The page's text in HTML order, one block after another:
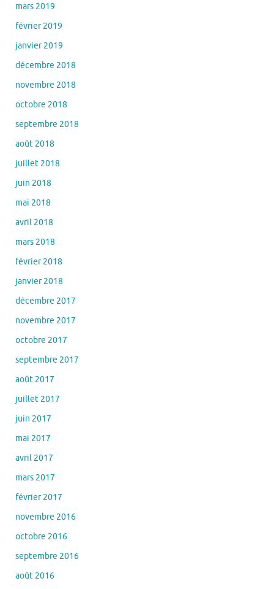
mars 2019
février 2019
janvier 2019
décembre 2018
novembre 2018
octobre 2018
septembre 2018
août 2018
juillet 2018
juin 2018
mai 2018
avril 2018
mars 2018
février 2018
janvier 2018
décembre 2017
novembre 2017
octobre 2017
septembre 2017
août 2017
juillet 2017
juin 2017
mai 2017
avril 2017
mars 2017
février 2017
novembre 2016
octobre 2016
septembre 2016
août 2016